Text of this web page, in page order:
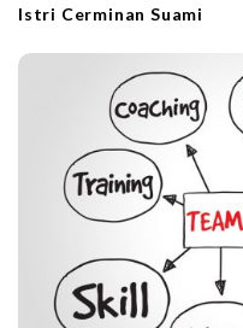
Istri Cerminan Suami